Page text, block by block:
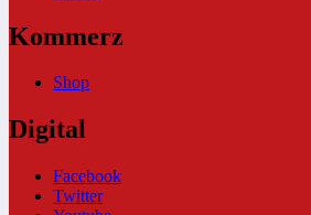
Kommerz
Shop
Digital
Facebook
Twitter